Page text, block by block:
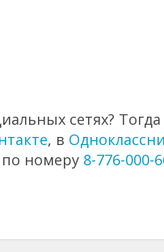
сетях?
, в
номеру 8-776-000-